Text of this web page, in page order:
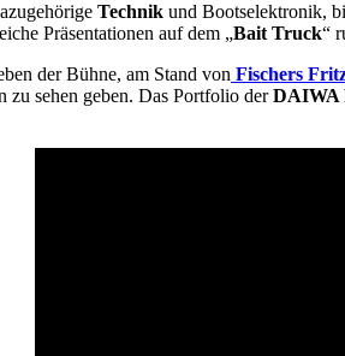
Technik und Bootselektronik,
Präsentationen auf dem „Bait Truck“
der Bühne, am Stand von Fischers
zu sehen geben. Das Portfolio derDAIWA